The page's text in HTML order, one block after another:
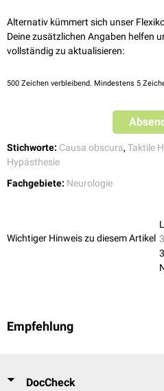
Causa obscura –
Alternativ kümmert sich unser
Deine zusätzlichen Angaben helfen
vollständig zu aktualisieren:
500 Zeichen verbleibend. Mindestens 5
Stichworte: Causa obscura, Taktile
Hypästhesie
Fachgebiete: Neurologie
Wichtiger Hinweis zu diesem Artikel
Empfehlung
DocCheck